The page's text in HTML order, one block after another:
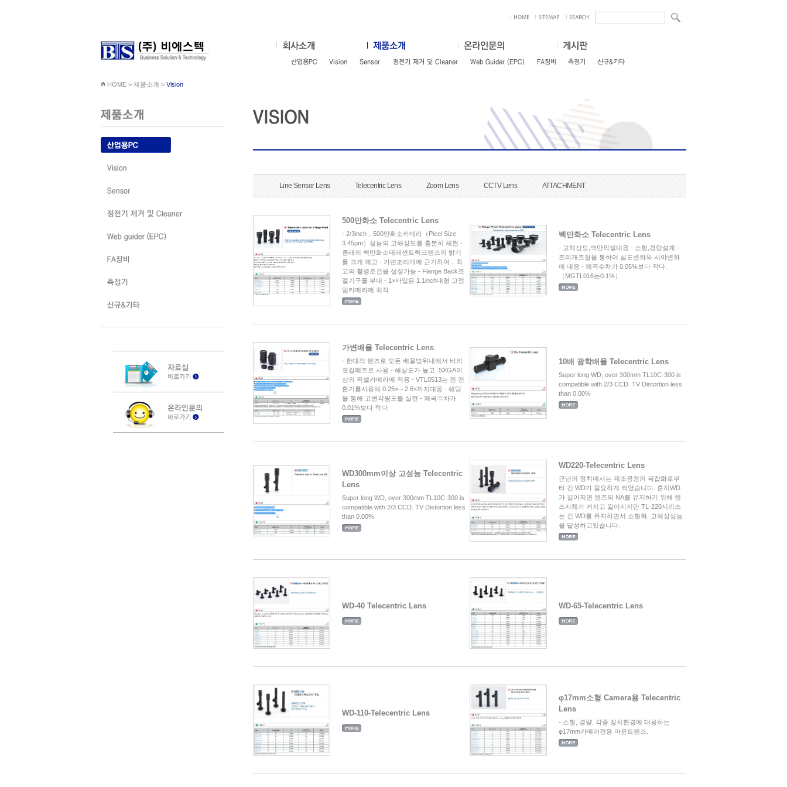
HOME > 제품소개 > Vision
Line Sensor Lens Telecentric Lens Zoom Lens CCTV Lens ATTACHMENT
500만화소 Telecentric Lens
- 2/3inch，500만화소카메라（Picel Size
3.45μm）성능의 고해상도를 충분히 체현 -
종래의 백만화소테레센트릭크렌즈의 밝기
를 크게 제고 - 가변조리개에 근거하여，최
고의 촬영조건을 설정가능 - Flange Back조
절기구를 부대 - 1×타입은 1.1inch대형 고정
밀카메라에 최적
백만화소 Telecentric Lens
- 고해상도,백만픽셀대응 - 소형,경량설계 -
조리개조절을 통하여 심도변화와 시야변화
에 대응 - 왜곡수차가 0.05%보다 작다.
（MGTL016는0.1%）
가변배율 Telecentric Lens
- 한대의 렌즈로 모든 배율범위내에서 바리
포칼레즈로 사용 - 해상도가 높고, SXGA이
상의 픽셀카메라에 적용 - VTL0513는 전 전
환기를사용해 0.25×～2.6×까지대응 - 쉐딩
을 통해 고변각량도를 실현 - 왜곡수차가
0.01%보다 작다
10배 광학배율 Telecentric Lens
Super long WD, over 300mm TL10C-300 is
compatible with 2/3 CCD. TV Distortion less
than 0.00%
WD300mm이상 고성능 Telecentric
Lens
Super long WD, over 300mm TL10C-300 is
compatible with 2/3 CCD. TV Distortion less
than 0.00%
WD220-Telecentric Lens
근년의 장치에서는 제조공정의 복잡화로부
터 긴 WD가 필요하게 되였습니다. 흔히WD
가 길어지면 렌즈의 NA를 유지하기 위해 렌
즈자체가 커지고 길어지지만 TL-220시리즈
는 긴 WD를 유지하면서 소형화, 고해상성능
을 달성하고있습니다.
WD-40 Telecentric Lens WD-65-Telecentric Lens
WD-110-Telecentric Lens
φ17mm소형 Camera용 Telecentric
Lens
- 소형, 경량, 각종 장치환경에 대응하는
φ17mm카메라전용 마운트렌즈.